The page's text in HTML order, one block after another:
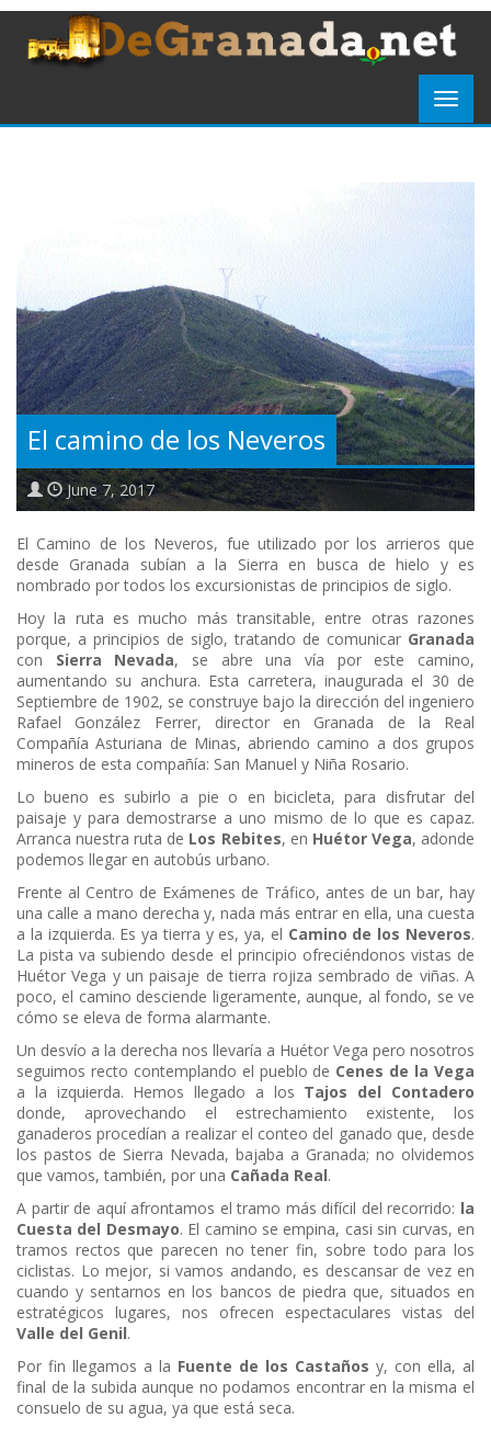
El camino de los Neveros
June 7, 2017
El Camino de los Neveros, fue utilizado por los arrieros que
desde Granada subían a la Sierra en busca de hielo y es
nombrado por todos los excursionistas de principios de siglo.
Hoy la ruta es mucho más transitable, entre otras razones
porque, a principios de siglo, tratando de comunicar Granada
con Sierra Nevada, se abre una vía por este camino,
aumentando su anchura. Esta carretera, inaugurada el 30 de
Septiembre de 1902, se construye bajo la dirección del ingeniero
Rafael González Ferrer, director en Granada de la Real
Compañía Asturiana de Minas, abriendo camino a dos grupos
mineros de esta compañía: San Manuel y Niña Rosario.
Lo bueno es subirlo a pie o en bicicleta, para disfrutar del
paisaje y para demostrarse a uno mismo de lo que es capaz.
Arranca nuestra ruta de Los Rebites, en Huétor Vega, adonde
podemos llegar en autobús urbano.
Frente al Centro de Exámenes de Tráfico, antes de un bar, hay
una calle a mano derecha y, nada más entrar en ella, una cuesta
a la izquierda. Es ya tierra y es, ya, el Camino de los Neveros.
La pista va subiendo desde el principio ofreciéndonos vistas de
Huétor Vega y un paisaje de tierra rojiza sembrado de viñas. A
poco, el camino desciende ligeramente, aunque, al fondo, se ve
cómo se eleva de forma alarmante.
Un desvío a la derecha nos llevaría a Huétor Vega pero nosotros
seguimos recto contemplando el pueblo de Cenes de la Vega
a la izquierda. Hemos llegado a los Tajos del Contadero
donde, aprovechando el estrechamiento existente, los
ganaderos procedían a realizar el conteo del ganado que, desde
los pastos de Sierra Nevada, bajaba a Granada; no olvidemos
que vamos, también, por una Cañada Real.
A partir de aquí afrontamos el tramo más difícil del recorrido: la
Cuesta del Desmayo. El camino se empina, casi sin curvas, en
tramos rectos que parecen no tener fin, sobre todo para los
ciclistas. Lo mejor, si vamos andando, es descansar de vez en
cuando y sentarnos en los bancos de piedra que, situados en
estratégicos lugares, nos ofrecen espectaculares vistas del
Valle del Genil.
Por fin llegamos a la Fuente de los Castaños y, con ella, al
final de la subida aunque no podamos encontrar en la misma el
consuelo de su agua, ya que está seca.